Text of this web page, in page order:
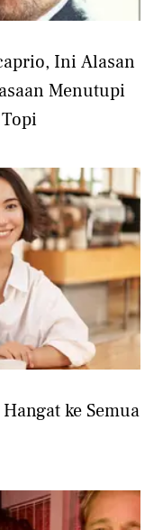
Ini Alasan
Menutupi
ke Semua